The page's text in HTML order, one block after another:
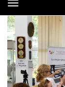
Мобилна
навигация